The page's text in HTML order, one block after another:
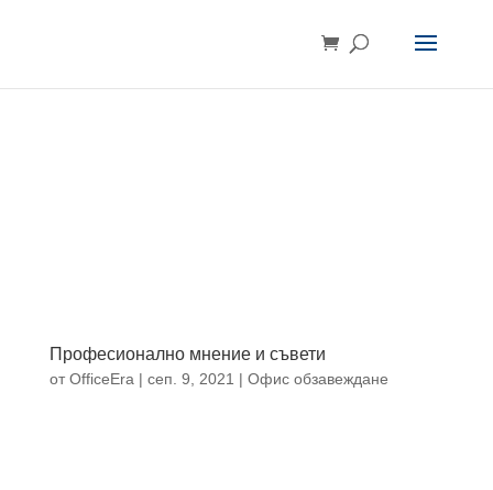
Професионално мнение и съвети
отOfficeEra | сеп. 9, 2021 | Офис обзавеждане